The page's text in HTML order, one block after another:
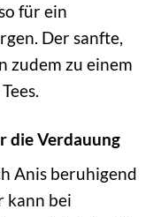
für ein
Der sanfte,
zudem zu einem
die Verdauung
Anis beruhigend
kann bei